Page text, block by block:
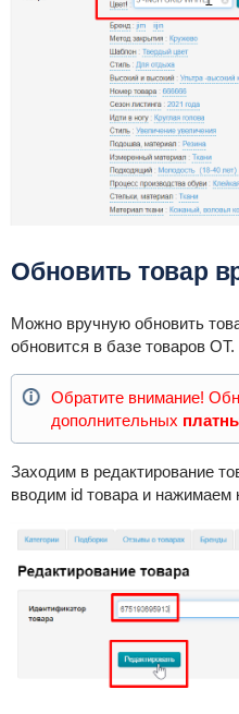
Обновить товар
Можно вручную обновить
обновится в базе товаров ОТ.
Обратите внимание!
дополнительных
Заходим в редактирование
вводим id товара и нажимаем